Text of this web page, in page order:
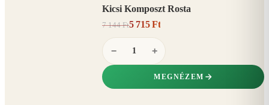
Kicsi Komposzt Rosta
7 144 Ft5 715 Ft
− +
MEGNÉZEM